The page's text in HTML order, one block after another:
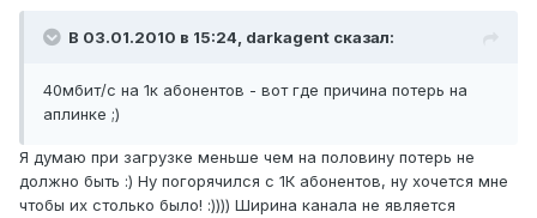
В 03.01.2010 в 15:24, darkagent сказал:
40мбит/с на 1к абонентов - вот где причина потерь на
аплинке ;)
Я думаю при загрузке меньше чем на половину потерь не
должно быть :) Ну погорячился с 1К абонентов, ну хочется мне
чтобы их столько было! :)))) Ширина канала не является